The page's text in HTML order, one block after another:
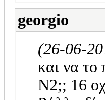
georgio
(26-06-
και να
Ν2;; 16